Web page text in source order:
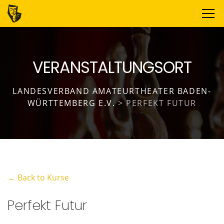
VERANSTALTUNGSORT
LANDESVERBAND AMATEURTHEATER BADEN-
WÜRTTEMBERG E.V.>PERFEKT FUTUR
← Back to Kurse
Perfekt Futur